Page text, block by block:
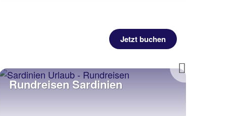
Jetzt buchen
Rundreisen Sardinien Next